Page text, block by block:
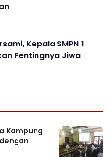
Kepala SMPN 1
Pentingnya Jiwa
Kampung